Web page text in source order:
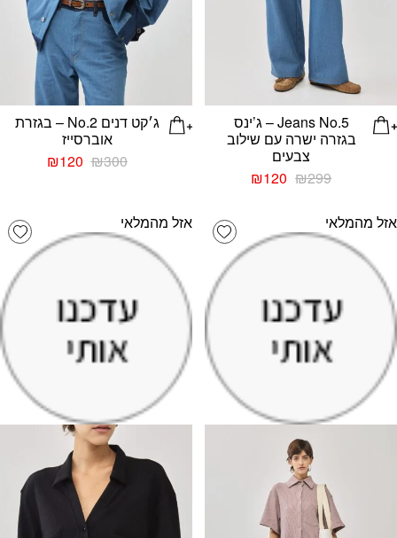
Jeans No.5 – ג’ינס
בגזרה ישרה עם שילוב
צבעים
₪299
המחיר
₪120
המחיר
₪120.
ג׳קט דנים No.2 – בגזרת
אוברסייז
₪300
המחיר
₪120
Add wishlist אזל מהמלאי אזל מהמלאי